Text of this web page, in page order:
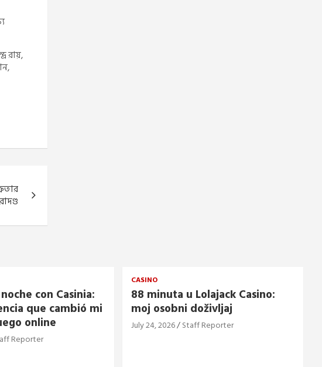
রায়,
con Casinia:
que cambió mi
online
Reporter
CASINO
88 minuta u Lolajack Casino:
moj osobni doživljaj
July 24, 2026 Staff Reporter